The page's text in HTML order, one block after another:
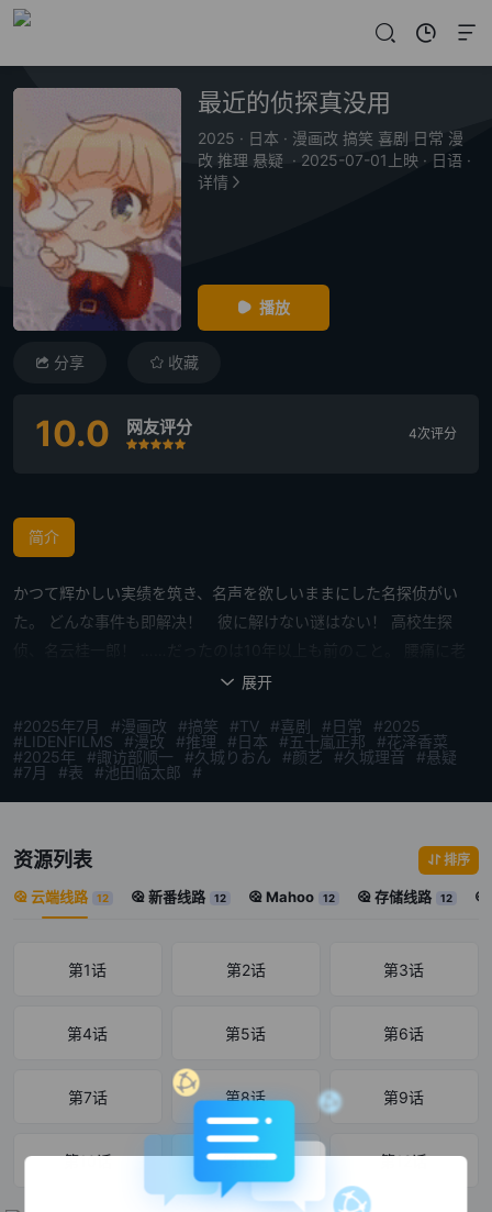
最近的侦探真没用
2025 · 日本 · 漫画改 搞笑 喜剧 日常 漫
改 推理 悬疑 · 2025-07-01上映 · 日语 ·
详情
播放
分享 收藏
10.0 网友评分
很差较差还行
推荐
力荐
4次评分
简介
かつて辉かしい実绩を筑き、名声を欲しいままにした名探侦がい
た。 どんな事件も即解决！ 彼に解けない谜はない！ 高校生探
眼、知覚过敏。すまほとは？JKとは？ 辉いていた高校生名探侦
んじゃない――ただ少し、若さを失っただけさ。』 そんなある日、
名云探侦事务所に若さあふれる女子高生、 真白が助手になりたいと
キ）が止まらない日常が今、始まる！
 展开
#2025年7月 #漫画改 #搞笑 #TV #喜剧 #日常
#2025
#LIDENFILMS
#漫改 #推理 #日本 #五十嵐正邦
#花泽香菜
#2025年
#諏访部顺一 #久城りおん #颜艺 #久城理音
#悬疑
#7月
#表 #池田临太郎 #
资源列表 排序
云端线路 12 新番线路 12 Mahoo 12 存储线路 12
第1话 第2话 第3话
第4话 第5话 第6话
第7话 第8话 第9话
第10话 第11话 第12话